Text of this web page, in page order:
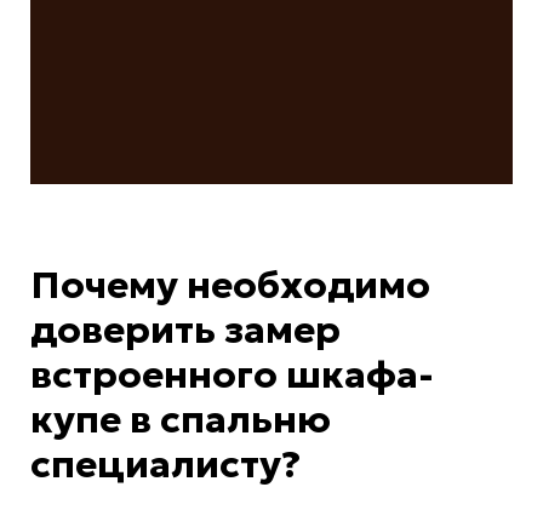
Почему необходимо
доверить замер
встроенного шкафа-
купе в спальню
специалисту?